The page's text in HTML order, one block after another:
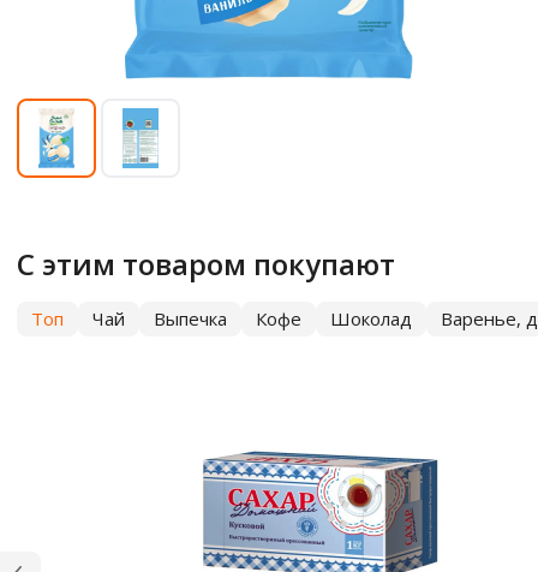
С этим товаром покупают
Топ Чай Выпечка Кофе Шоколад Варенье,